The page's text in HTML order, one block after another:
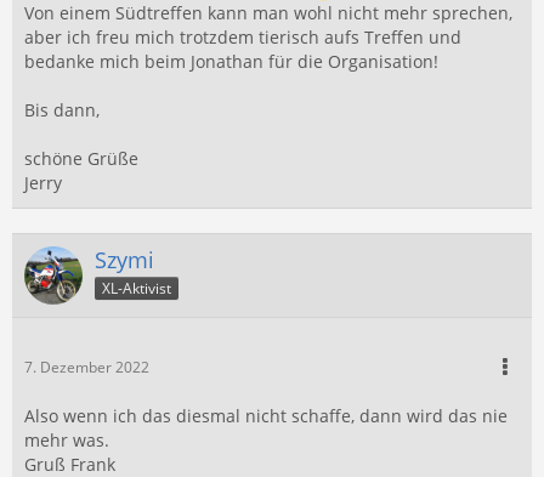
Von einem Südtreffen kann man wohl nicht mehr sprechen,
aber ich freu mich trotzdem tierisch aufs Treffen und
bedanke mich beim Jonathan für die Organisation!
Bis dann,
schöne Grüße
Jerry
Szymi
XL-Aktivist
7. Dezember 2022
Also wenn ich das diesmal nicht schaffe, dann wird das nie
mehr was.
Gruß Frank